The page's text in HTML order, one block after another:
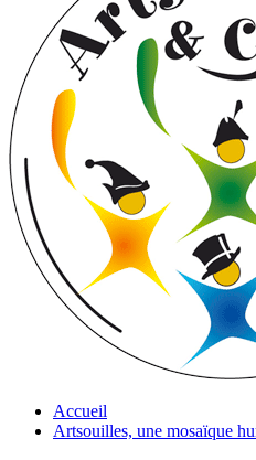
Accueil
Artsouilles, une mosaïque